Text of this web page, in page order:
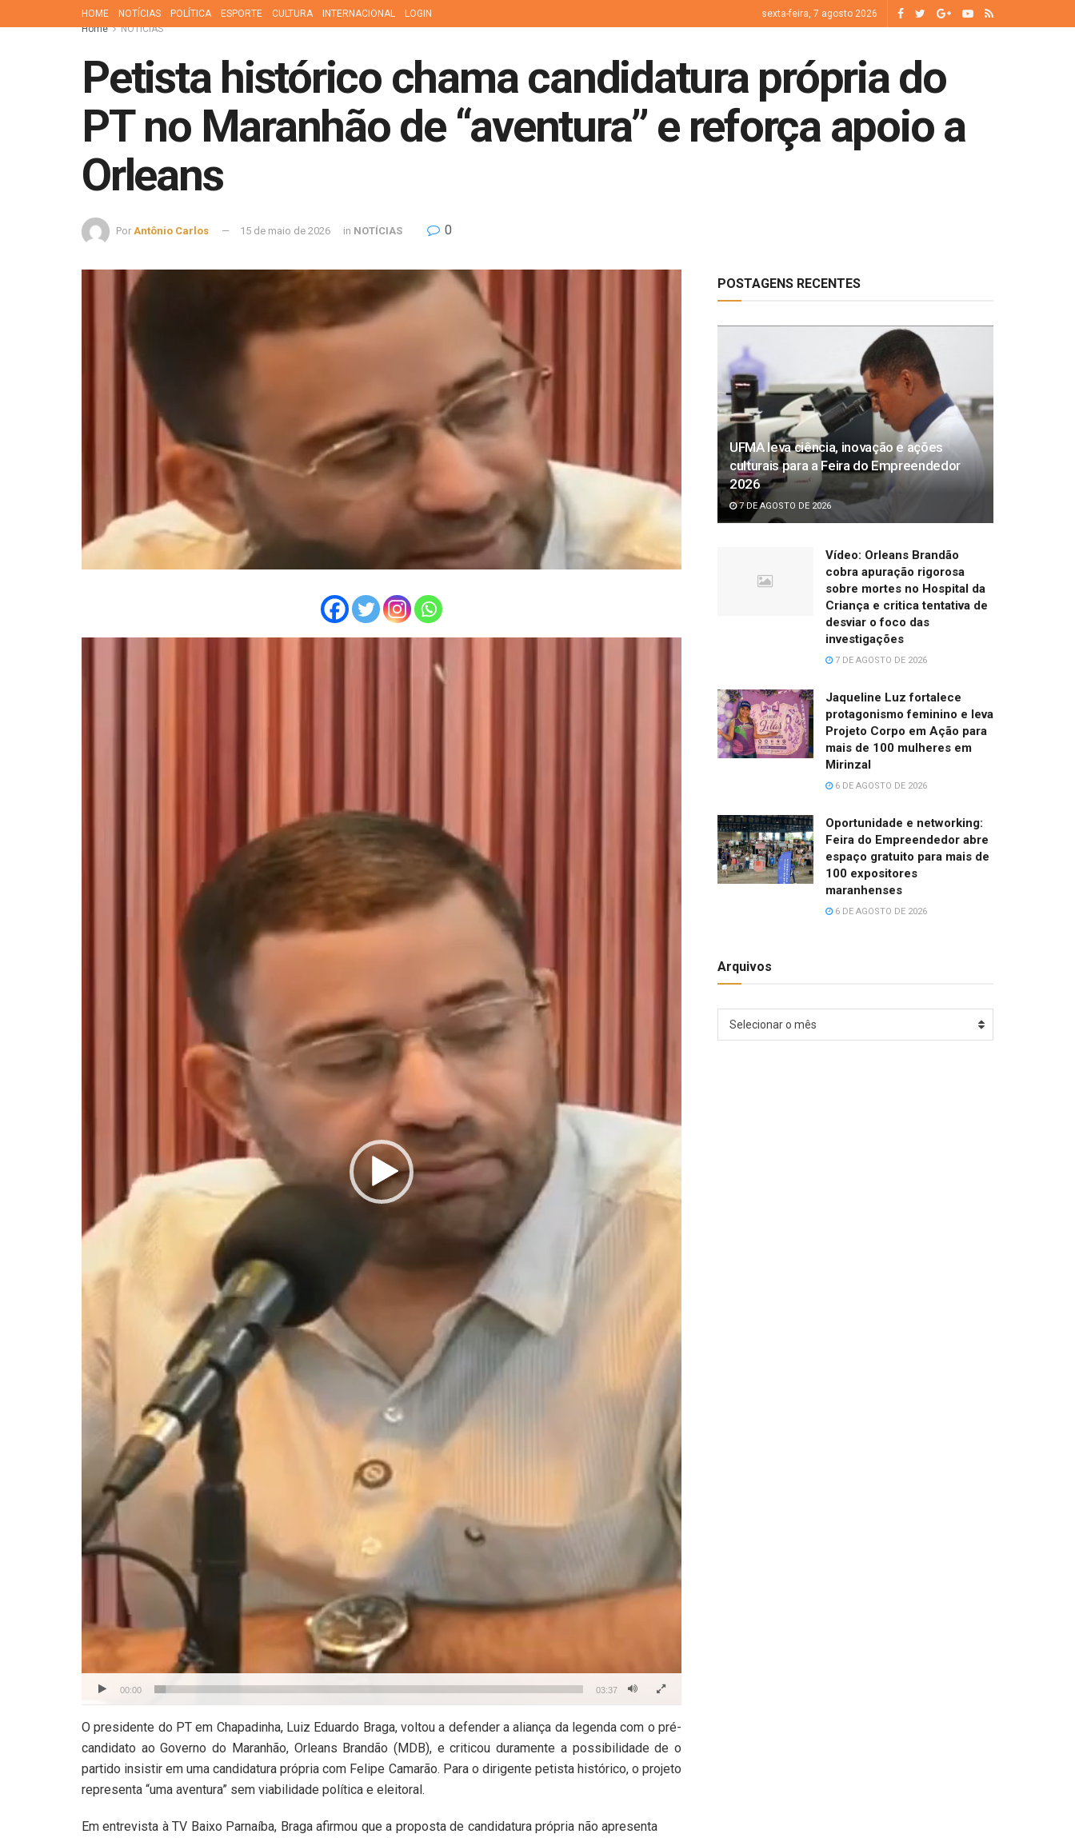
HOME NOTÍCIAS POLÍTICA ESPORTE CULTURA INTERNACIONAL LOGIN
sexta-feira, 7 agosto 2026
Home
NOTÍCIAS
Petista histórico chama candidatura própria do
PT no Maranhão de “aventura” e reforça apoio a
Orleans
Por Antônio Carlos 15 de maio de 2026 in NOTÍCIAS 0
00:00 03:37
O presidente do PT em Chapadinha, Luiz Eduardo Braga, voltou a defender a aliança da legenda com o pré-
candidato ao Governo do Maranhão, Orleans Brandão (MDB), e criticou duramente a possibilidade de o
partido insistir em uma candidatura própria com Felipe Camarão. Para o dirigente petista histórico, o projeto
representa “uma aventura” sem viabilidade política e eleitoral.
Em entrevista à TV Baixo Parnaíba, Braga afirmou que a proposta de candidatura própria não apresenta
POSTAGENS RECENTES
UFMA leva ciência, inovação e ações
culturais para a Feira do Empreendedor
2026
7 DE AGOSTO DE 2026
Vídeo: Orleans Brandão
cobra apuração rigorosa
sobre mortes no Hospital da
Criança e critica tentativa de
desviar o foco das
investigações
7 DE AGOSTO DE 2026
Jaqueline Luz fortalece
protagonismo feminino e leva
Projeto Corpo em Ação para
mais de 100 mulheres em
Mirinzal
6 DE AGOSTO DE 2026
Oportunidade e networking:
Feira do Empreendedor abre
espaço gratuito para mais de
100 expositores
maranhenses
6 DE AGOSTO DE 2026
Arquivos
Selecionar o mês